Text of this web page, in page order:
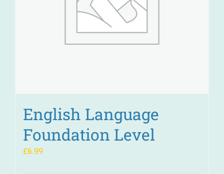
English Language
Foundation Level
£6.99